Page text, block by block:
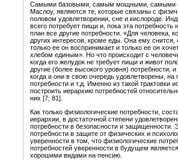
Самыми базовыми, самым мощными, самыми
Маслоу, являются те, которые связаны с
половом удовлетворении, сне и кислороде.
всего потребует пищи и, пока эта потребность
план все другие потребности. «Для человека,
других интересов, кроме еды. Она ему
только ее он воспринимает и только ее он
хлебом единым». Но что происходит с
когда его желудок не требует пищи и живот
другие (более высокого уровня)
когда и они в свою очередь удовлетворены,
потребности и т.д. Именно из такой трактовки
построить иерархию потребностей
них [7; 81].
Как только физиологические потребности,
иерархии, в достаточной степени
потребности в безопасности и защищенности.
потребности в защите от физических и
уверенности в том, что физиологические
потребностей уверенности в будущем
хорошими видами на пенсию.